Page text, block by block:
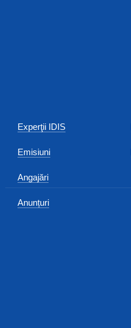
Experţii IDIS
Emisiuni
Angajări
Anunțuri